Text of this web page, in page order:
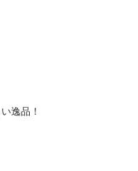
逸品！